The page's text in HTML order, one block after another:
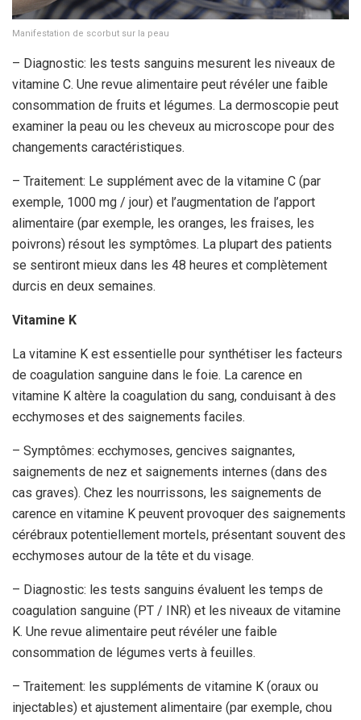
Manifestation de scorbut sur la peau
– Diagnostic: les tests sanguins mesurent les niveaux de
vitamine C. Une revue alimentaire peut révéler une faible
consommation de fruits et légumes. La dermoscopie peut
examiner la peau ou les cheveux au microscope pour des
changements caractéristiques.
– Traitement: Le supplément avec de la vitamine C (par
exemple, 1000 mg / jour) et l’augmentation de l’apport
alimentaire (par exemple, les oranges, les fraises, les
poivrons) résout les symptômes. La plupart des patients
se sentiront mieux dans les 48 heures et complètement
durcis en deux semaines.
Vitamine K
La vitamine K est essentielle pour synthétiser les facteurs
de coagulation sanguine dans le foie. La carence en
vitamine K altère la coagulation du sang, conduisant à des
ecchymoses et des saignements faciles.
– Symptômes: ecchymoses, gencives saignantes,
saignements de nez et saignements internes (dans des
cas graves). Chez les nourrissons, les saignements de
carence en vitamine K peuvent provoquer des saignements
cérébraux potentiellement mortels, présentant souvent des
ecchymoses autour de la tête et du visage.
– Diagnostic: les tests sanguins évaluent les temps de
coagulation sanguine (PT / INR) et les niveaux de vitamine
K. Une revue alimentaire peut révéler une faible
consommation de légumes verts à feuilles.
– Traitement: les suppléments de vitamine K (oraux ou
injectables) et ajustement alimentaire (par exemple, chou